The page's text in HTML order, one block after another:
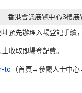
香港會議展覽中心3樓展
預先辦理入場登記手
收取即場登記費。
tc （首頁→參觀人士中